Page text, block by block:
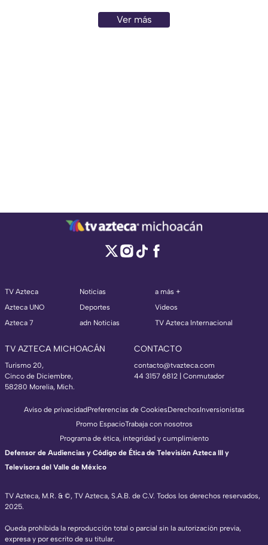
Obregón, Michoacán.
Ver más
TV Azteca
Azteca UNO
Azteca 7
Noticias
Deportes
adn Noticias
a más +
Videos
TV Azteca Internacional
TV AZTECA MICHOACÁN
Turismo 20,
Cinco de Diciembre,
58280 Morelia, Mich.
CONTACTO
contacto@tvazteca.com
44 3157 6812 | Conmutador
TV Azteca, M.R. & ©, TV Azteca, S.A.B. de C.V. Todos los derechos reservados,
2025.
Queda prohibida la reproducción total o parcial sin la autorización previa,
expresa y por escrito de su titular.
Aviso de privacidadPreferencias de CookiesDerechosInversionistas
Promo EspacioTrabaja con nosotros
Programa de ética, integridad y cumplimiento
Defensor de Audiencias y Código de Ética de Televisión Azteca III y
Televisora del Valle de México